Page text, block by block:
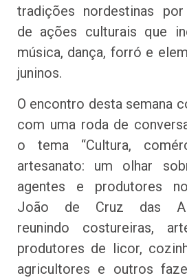
tradições nordestinas
de ações culturais que
música, dança, forró e
juninos.
O encontro desta semana
com uma roda de
o tema “Cultura,
artesanato: um olhar
agentes e produtores
João de Cruz das
reunindo costureiras,
produtores de licor,
agricultores e outros